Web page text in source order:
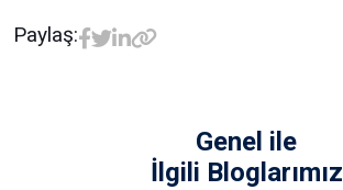
Paylaş:
Genel ile
İlgili Bloglarımız